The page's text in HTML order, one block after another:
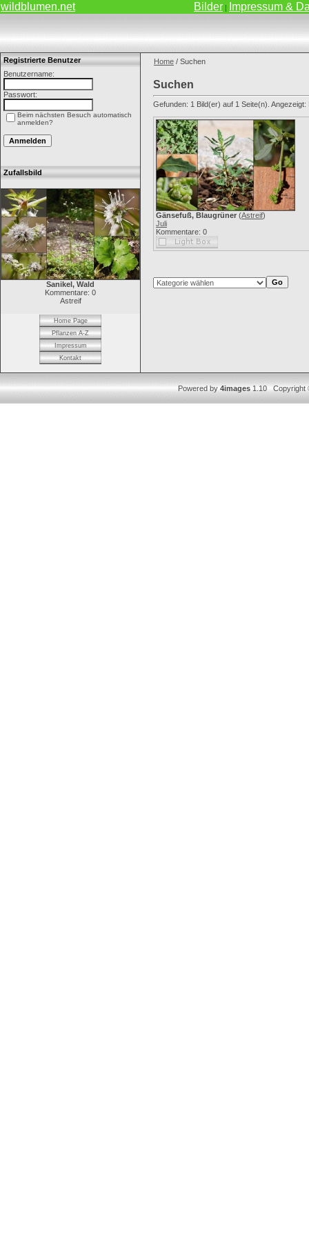
wildblumen.net Bilder | Impressum &
Registrierte Benutzer
Benutzername:
Passwort:
Beim nächsten Besuch automatisch
anmelden?
Zufallsbild
Sanikel, Wald
Kommentare: 0
Astreif
Home Page
Pflanzen A-Z
Impressum
Kontakt
Home / Suchen
Suchen
Gefunden: 1 Bild(er) auf 1 Seite(n). Angezeigt:
Gänsefuß, Blaugrüner (Astreif)
Juli
Kommentare: 0
Powered by4images1.10 Copyright